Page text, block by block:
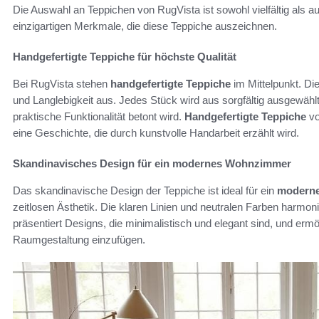
Die Auswahl an Teppichen von RugVista ist sowohl vielfältig als
einzigartigen Merkmale, die diese Teppiche auszeichnen.
Handgefertigte Teppiche für höchste Qualität
Bei RugVista stehen handgefertigte Teppiche im Mittelpunkt.
und Langlebigkeit aus. Jedes Stück wird aus sorgfältig
praktische Funktionalität betont wird. Handgefertigte Teppiche
eine Geschichte, die durch kunstvolle Handarbeit erzählt wird.
Skandinavisches Design für ein modernes Wohnzimmer
Das skandinavische Design der Teppiche ist ideal für ein
zeitlosen Ästhetik. Die klaren Linien und neutralen Farben
präsentiert Designs, die minimalistisch und elegant sind, und
Raumgestaltung einzufügen.